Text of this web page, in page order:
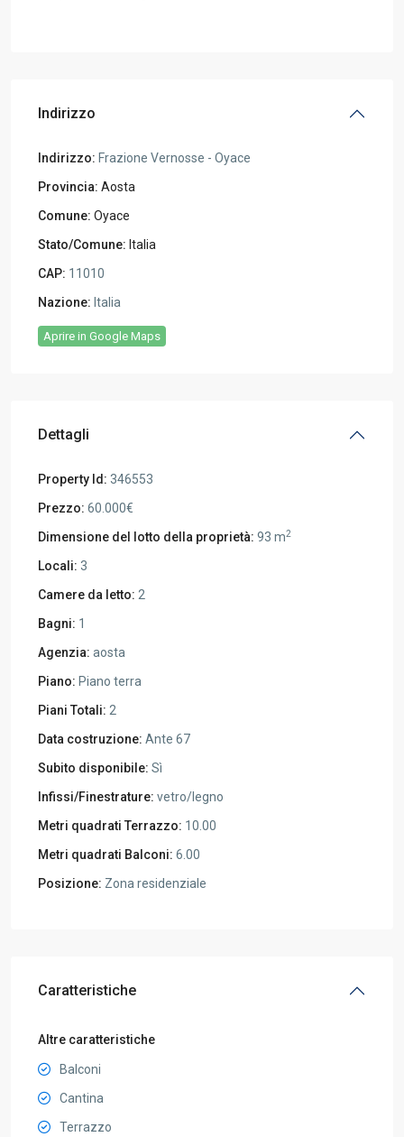
Indirizzo
Indirizzo: Frazione Vernosse - Oyace
Provincia: Aosta
Comune: Oyace
Stato/Comune: Italia
CAP: 11010
Nazione: Italia
Aprire in Google Maps
Dettagli
Property Id: 346553
Prezzo: 60.000€
Dimensione del lotto della proprietà: 93 m2
Locali: 3
Camere da letto: 2
Bagni: 1
Agenzia: aosta
Piano: Piano terra
Piani Totali: 2
Data costruzione: Ante 67
Subito disponibile: Sì
Infissi/Finestrature: vetro/legno
Metri quadrati Terrazzo: 10.00
Metri quadrati Balconi: 6.00
Posizione: Zona residenziale
Caratteristiche
Altre caratteristiche
Balconi
Cantina
Terrazzo